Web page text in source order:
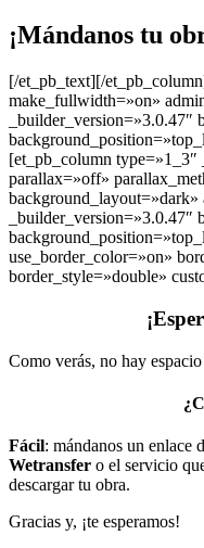
¡Mándanos tu
[/et_pb_text][/
make_fullwidth=»on»
[et_pb_column
parallax=»off»
background_layout=»dark»
use_border_color=»on»
border_style=»double»
Como verás, no hay
Fácil: mándanos un enlace
Wetransfer o el servicio
descargar tu obra.
Gracias y, ¡te esperamos!